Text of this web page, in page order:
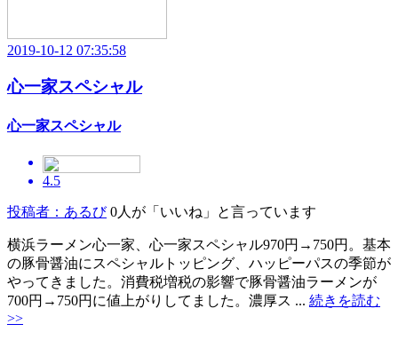
2019-10-12 07:35:58
心一家スペシャル
心一家スペシャル
4.5
投稿者：あるび 0人が「いいね」と言っています
横浜ラーメン心一家、心一家スペシャル970円→750円。基本
の豚骨醤油にスペシャルトッピング、ハッピーパスの季節が
やってきました。消費税増税の影響で豚骨醤油ラーメンが
700円→750円に値上がりしてました。濃厚ス ... 続きを読む
>>